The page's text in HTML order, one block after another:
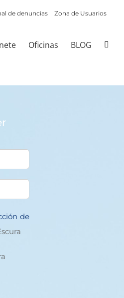
de denuncias Zona de Usuarios
Oficinas BLOG
de